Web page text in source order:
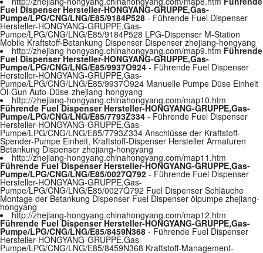
Fuel Dispenser Hersteller-HONGYANG-GRUPPE,Gas-
Pumpe/LPG/CNG/LNG/E85/9184P528 - Führende Fuel Dispenser
Hersteller-HONGYANG-GRUPPE,Gas-
Pumpe/LPG/CNG/LNG/E85/9184P528 LPG-Dispenser M-Station
Mobile Kraftstoff-Betankung Dispenser Dispenser zhejiang-hongyang
http://zhejiang-hongyang.chinahongyang.com/map9.htm Führende
Fuel Dispenser Hersteller-HONGYANG-GRUPPE,Gas-
Pumpe/LPG/CNG/LNG/E85/9937O924 - Führende Fuel Dispenser
Hersteller-HONGYANG-GRUPPE,Gas-
Pumpe/LPG/CNG/LNG/E85/9937O924 Manuelle Pumpe Düse Einheit
Öl-Gun Auto-Düse-zhejiang-hongyang
http://zhejiang-hongyang.chinahongyang.com/map10.htm
Führende Fuel Dispenser Hersteller-HONGYANG-GRUPPE,Gas-
Pumpe/LPG/CNG/LNG/E85/7793Z334 - Führende Fuel Dispenser
Hersteller-HONGYANG-GRUPPE,Gas-
Pumpe/LPG/CNG/LNG/E85/7793Z334 Anschlüsse der Kraftstoff-
Spender-Pumpe Einheit, Kraftstoff-Dispenser Hersteller Armaturen
Betankung Dispenser zhejiang-hongyang
http://zhejiang-hongyang.chinahongyang.com/map11.htm
Führende Fuel Dispenser Hersteller-HONGYANG-GRUPPE,Gas-
Pumpe/LPG/CNG/LNG/E85/0027Q792 - Führende Fuel Dispenser
Hersteller-HONGYANG-GRUPPE,Gas-
Pumpe/LPG/CNG/LNG/E85/0027Q792 Fuel Dispenser Schläuche
Montage der Betankung Dispenser Fuel Dispenser ölpumpe zhejiang-
hongyang
http://zhejiang-hongyang.chinahongyang.com/map12.htm
Führende Fuel Dispenser Hersteller-HONGYANG-GRUPPE,Gas-
Pumpe/LPG/CNG/LNG/E85/8459N368 - Führende Fuel Dispenser
Hersteller-HONGYANG-GRUPPE,Gas-
Pumpe/LPG/CNG/LNG/E85/8459N368 Kraftstoff-Management-